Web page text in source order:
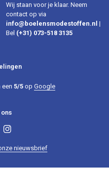
Wij staan voor je klaar. Neem
contact op via
info@boelensmodestoffen.nl |
Bel (+31) 073-518 3135
een 5/5op Google
nieuwsbrief